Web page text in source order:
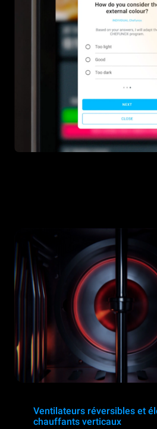
Ventilateurs réversibles et
chauffants verticaux